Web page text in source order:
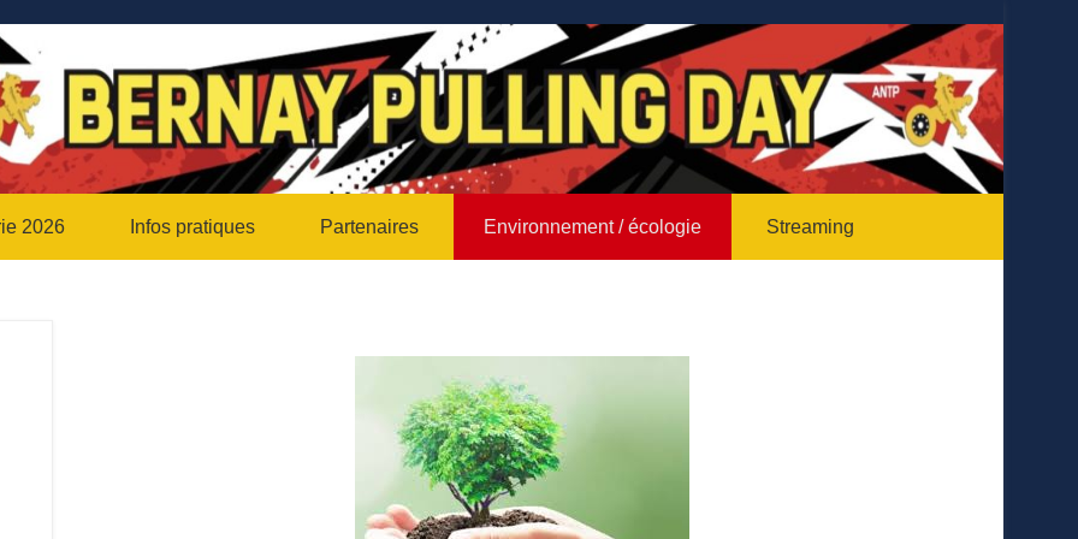
– ANTP
2026 Infos pratiques Partenaires Environnement / écologie Streaming